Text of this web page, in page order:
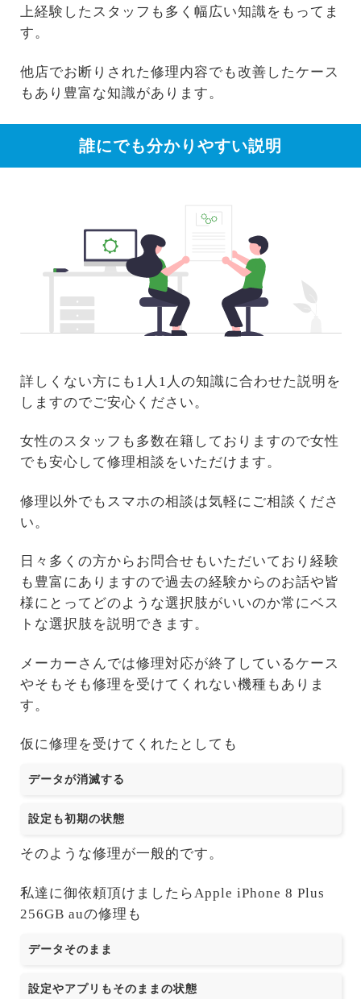
上経験したスタッフも多く幅広い知識をもってま
す。
他店でお断りされた修理内容でも改善したケース
もあり豊富な知識があります。
誰にでも分かりやすい説明
詳しくない方にも1人1人の知識に合わせた説明を
しますのでご安心ください。
女性のスタッフも多数在籍しておりますので女性
でも安心して修理相談をいただけます。
修理以外でもスマホの相談は気軽にご相談くださ
い。
日々多くの方からお問合せもいただいており経験
も豊富にありますので過去の経験からのお話や皆
様にとってどのような選択肢がいいのか常にベス
トな選択肢を説明できます。
メーカーさんでは修理対応が終了しているケース
やそもそも修理を受けてくれない機種もありま
す。
仮に修理を受けてくれたとしても
データが消滅する
設定も初期の状態
そのような修理が一般的です。
私達に御依頼頂けましたらApple iPhone 8 Plus
256GB auの修理も
データそのまま
設定やアプリもそのままの状態